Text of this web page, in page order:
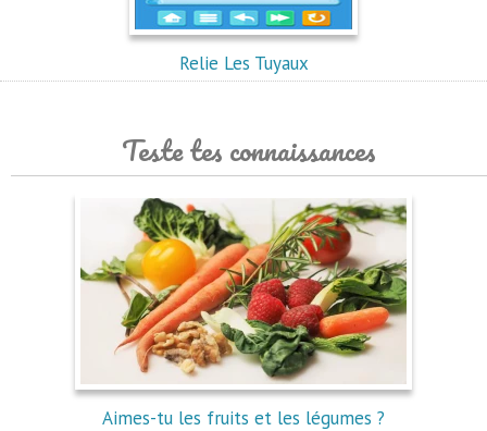
Relie Les Tuyaux
Teste tes connaissances
Aimes-tu les fruits et les légumes ?